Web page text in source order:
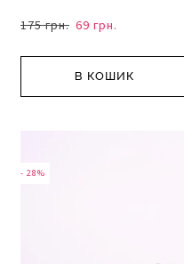
175 грн. 69 грн.
В КОШИК
- 28%